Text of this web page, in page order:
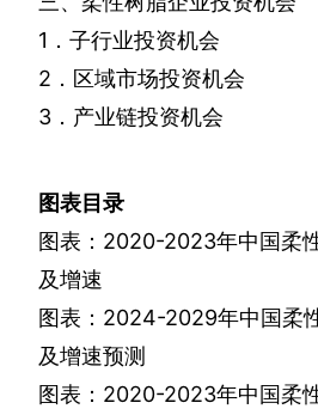
1 ．子行业投资机会
2 ．区域市场投资机会
3 ．产业链投资机会
图表目录
图表： 2020-2023年中国柔
及增速
图表： 2024-2029年中国柔
及增速预测
图表： 2020-2023年中国柔